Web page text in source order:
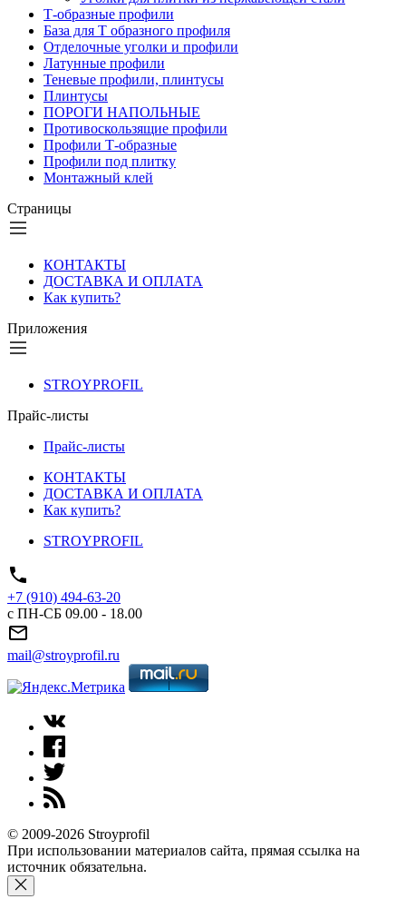
Т-образные профили
База для Т образного профиля
Отделочные уголки и профили
Латунные профили
Теневые профили, плинтусы
Плинтусы
ПОРОГИ НАПОЛЬНЫЕ
Противоскользящие профили
Профили Т-образные
Профили под плитку
Монтажный клей
Страницы
КОНТАКТЫ
ДОСТАВКА И ОПЛАТА
Как купить?
Приложения
STROYPROFIL
Прайс-листы
Прайс-листы
КОНТАКТЫ
ДОСТАВКА И ОПЛАТА
Как купить?
STROYPROFIL
+7 (910) 494-63-20
с ПН-СБ 09.00 - 18.00
mail@stroyprofil.ru
© 2009-2026 Stroyprofil
При использовании материалов сайта, прямая ссылка на
источник обязательна.